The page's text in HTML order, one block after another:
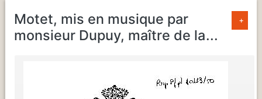
Motet, mis en musique par
monsieur Dupuy, maître de la...
+